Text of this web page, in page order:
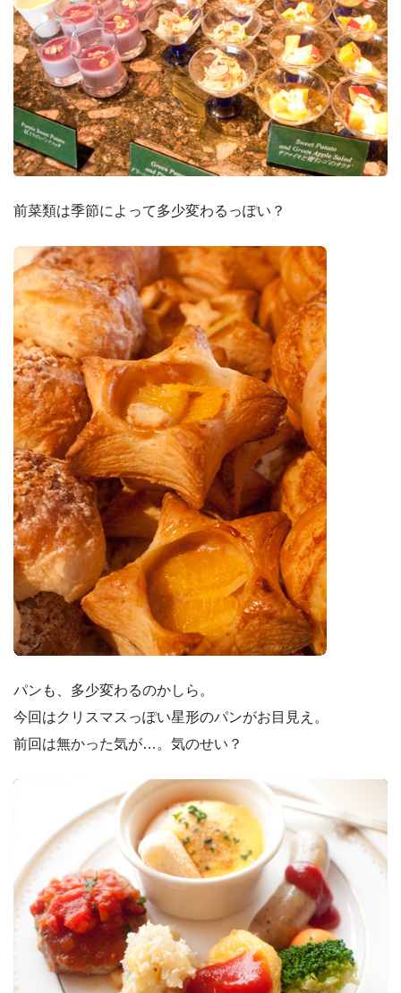
前菜類は季節によって多少変わるっぽい？
パンも、多少変わるのかしら。
今回はクリスマスっぽい星形のパンがお目見え。
前回は無かった気が…。気のせい？